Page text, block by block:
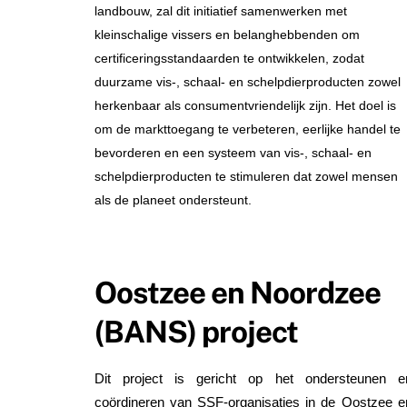
landbouw, zal dit initiatief samenwerken met
kleinschalige vissers en belanghebbenden om
certificeringsstandaarden te ontwikkelen, zodat
duurzame vis-, schaal- en schelpdierproducten zowel
herkenbaar als consumentvriendelijk zijn. Het doel is
om de markttoegang te verbeteren, eerlijke handel te
bevorderen en een systeem van vis-, schaal- en
schelpdierproducten te stimuleren dat zowel mensen
als de planeet ondersteunt.
Oostzee en Noordzee
(BANS) project
Dit project is gericht op het ondersteunen
coördineren van SSF-organisaties in de Oostzee